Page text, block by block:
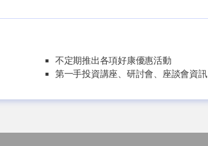
不定期推出各項好康優惠活動
第一手投資講座、研討會、座談會資訊